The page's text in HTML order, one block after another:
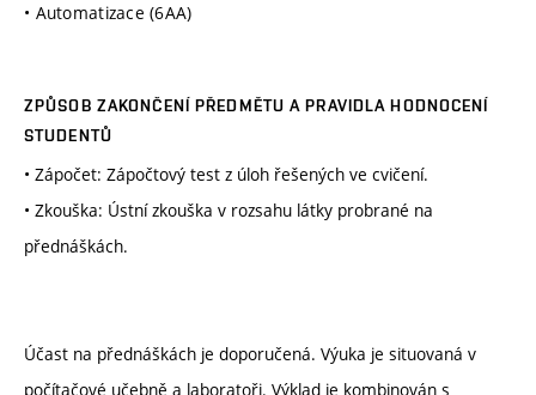
• Automatizace (6AA)
ZPŮSOB ZAKONČENÍ PŘEDMĚTU A PRAVIDLA HODNOCENÍ
STUDENTŮ
• Zápočet: Zápočtový test z úloh řešených ve cvičení.
• Zkouška: Ústní zkouška v rozsahu látky probrané na
přednáškách.
Účast na přednáškách je doporučená. Výuka je situovaná v
počítačové učebně a laboratoři. Výklad je kombinován s